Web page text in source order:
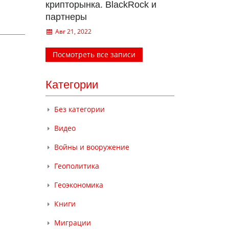
крипторынка. BlackRock и
партнеры
Авг 21, 2022
Посмотреть все записи
Категории
Без категории
Видео
Войны и вооружение
Геополитика
Геоэкономика
Книги
Миграции